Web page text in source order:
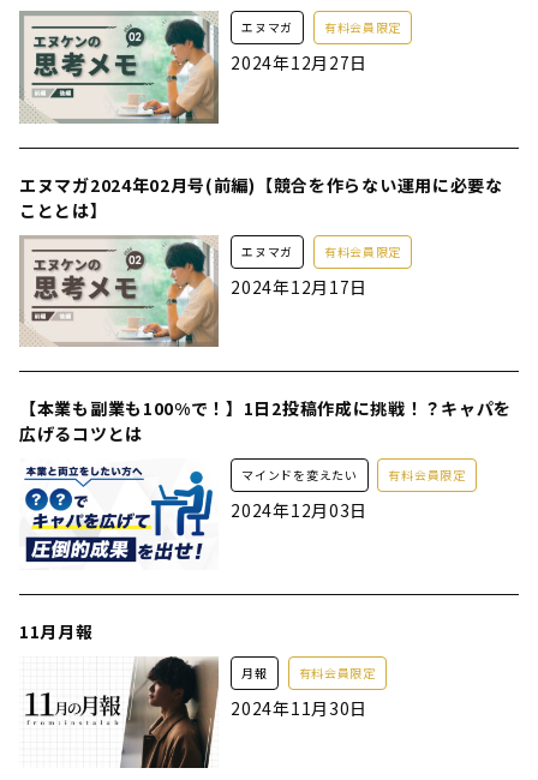
エヌマガ 有料会員限定
2024年12月27日
エヌマガ2024年02月号(前編)【競合を作らない運用に必要な
こととは】
エヌマガ 有料会員限定
2024年12月17日
【本業も副業も100%で！】1日2投稿作成に挑戦！？キャパを
広げるコツとは
マインドを変えたい 有料会員限定
2024年12月03日
11月月報
月報 有料会員限定
2024年11月30日